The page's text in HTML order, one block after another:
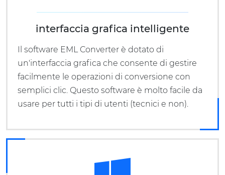
interfaccia grafica intelligente
Il software EML Converter è dotato di
un'interfaccia grafica che consente di gestire
facilmente le operazioni di conversione con
semplici clic. Questo software è molto facile da
usare per tutti i tipi di utenti (tecnici e non).